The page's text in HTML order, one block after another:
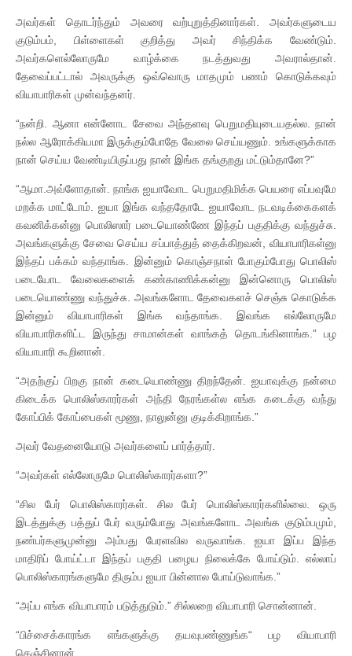
அவர்கள் தொடர்ந்தும் அவரை வற்புறுத்தினார்கள். அவர்களுடைய
குடும்பம், பிள்ளைகள் குறித்து அவர் சிந்திக்க வேண்டும்.
அவர்களெல்லோருமே வாழ்க்கை நடத்துவது அவரால்தான்.
தேவைப்பட்டால் அவருக்கு ஒவ்வொரு மாதமும் பணம் கொடுக்கவும்
வியாபாரிகள் முன்வந்தனர்.
“நன்றி. ஆனா என்னோட சேவை அந்தளவு பெறுமதியுடையதல்ல. நான்
நல்ல ஆரோக்கியமா இருக்கும்போதே வேலை செய்யணும். உங்களுக்காக
நான் செய்ய வேண்டியிருப்பது நான் இங்க தங்குறது மட்டும்தானே?”
“ஆமா.அவ்ளோதான். நாங்க ஐயாவோட பெறுமதிமிக்க பெயரை எப்பவுமே
மறக்க மாட்டோம். ஐயா இங்க வந்ததோடே ஐயாவோட நடவடிக்கைகளக்
கவனிக்கன்னு பொலிஸார் படையொண்ணே இந்தப் பகுதிக்கு வந்துச்சு.
அவங்களுக்கு சேவை செய்ய சப்பாத்துத் தைக்கிறவன், வியாபாரிகள்னு
இந்தப் பக்கம் வந்தாங்க. இன்னும் கொஞ்சநாள் போகும்போது பொலிஸ்
படையோட வேலைகளைக் கண்காணிக்கன்னு இன்னொரு பொலிஸ்
படையொண்ணு வந்துச்சு. அவங்களோட தேவைகளச் செஞ்சு கொடுக்க
இன்னும் வியாபாரிகள் இங்க வந்தாங்க. இவங்க எல்லோருமே
வியாபாரிகளிட்ட இருந்து சாமான்கள் வாங்கத் தொடங்கினாங்க.” பழ
வியாபாரி கூறினான்.
“அதற்குப் பிறகு நான் கடையொண்ணு திறந்தேன். ஐயாவுக்கு நன்மை
கிடைக்க பொலிஸ்காரர்கள் அந்தி நேரங்கள்ல எங்க கடைக்கு வந்து
கோப்பிக் கோப்பைகள் மூணு, நாலுன்னு குடிக்கிறாங்க.”
அவர் வேதனையோடு அவர்களைப் பார்த்தார்.
“அவர்கள் எல்லோருமே பொலிஸ்காரர்களா?”
“சில பேர் பொலிஸ்காரர்கள். சில பேர் பொலிஸ்காரர்களில்லை. ஒரு
இடத்துக்கு பத்துப் பேர் வரும்போது அவங்களோட அவங்க குடும்பமும்,
நண்பர்களுமுன்னு அம்பது பேரளவில வருவாங்க. ஐயா இப்ப இந்த
மாதிரிப் போய்ட்டா இந்தப் பகுதி பழைய நிலைக்கே போய்டும். எல்லாப்
பொலிஸ்காரங்களுமே திரும்ப ஐயா பின்னால போய்டுவாங்க.”
“அப்ப எங்க வியாபாரம் படுத்துடும்.” சில்லறை வியாபாரி சொன்னான்.
“பிச்சைக்காரங்க எங்களுக்கு தயவுபண்ணுங்க“ பழ வியாபாரி
கெஞ்சினான்.